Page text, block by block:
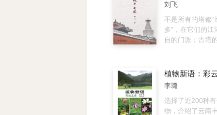
和工艺及畜产品
艺。
刘飞
不是所有的塔都“
多”，在它们的江
自的门派；古塔
的长河中，古塔
北京国贸三期、
一样，是城市
于古塔，其实有
说。它们和诗词
植物新语：彩
李璐
选择了近200种
物，介绍了云南